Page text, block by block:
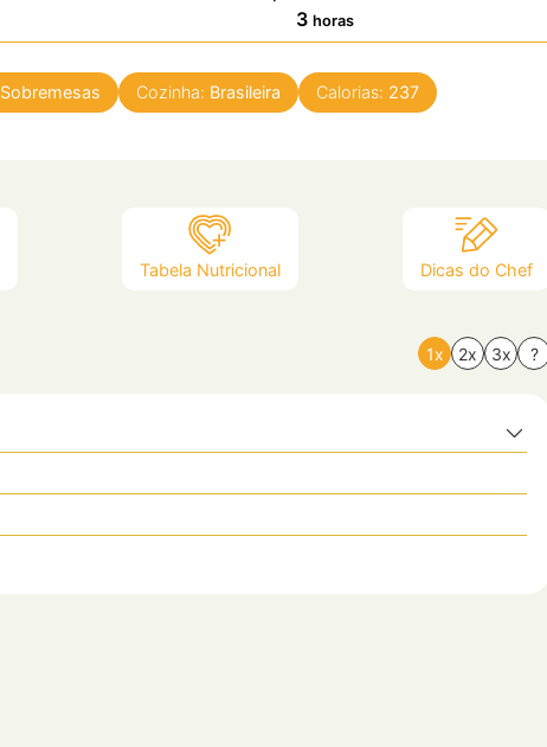
3horas
horas
Sobremesas Cozinha: Brasileira Calorias: 237
Tabela Nutricional Dicas do Chef
1x 2x 3x ?